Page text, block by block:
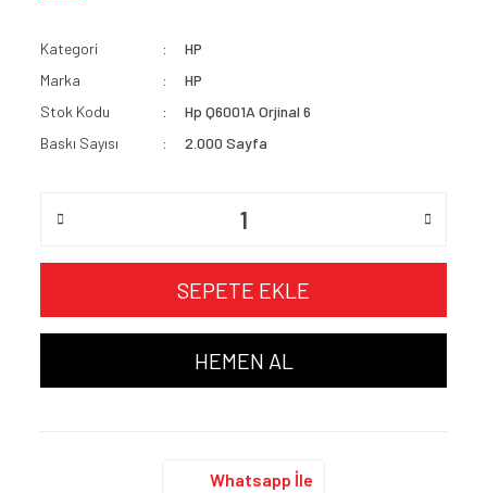
Kategori
HP
Marka
HP
Stok Kodu
Hp Q6001A Orjinal 6
Baskı Sayısı
2.000 Sayfa
SEPETE EKLE
HEMEN AL
Whatsapp İle